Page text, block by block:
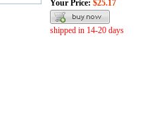
Your Price: $25.17
shipped in 14-20 days